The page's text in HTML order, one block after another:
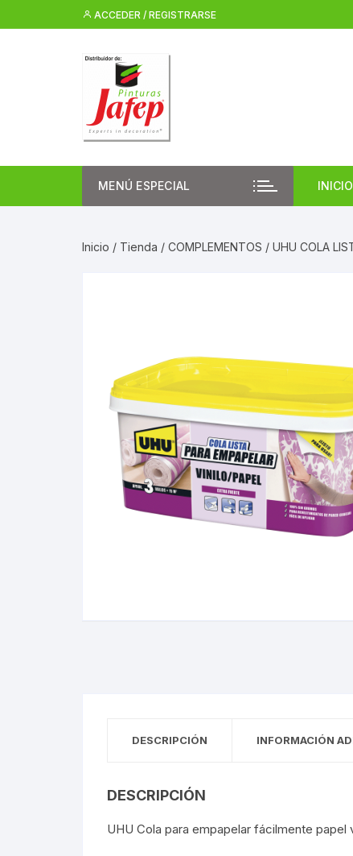
al
ACCEDER / REGISTRARSE
MENÚ ESPECIAL INICIO
Inicio / Tienda / COMPLEMENTOS / UHU COLA
DESCRIPCIÓN INFORMACIÓN
DESCRIPCIÓN
UHU Cola para empapelar fácilmente